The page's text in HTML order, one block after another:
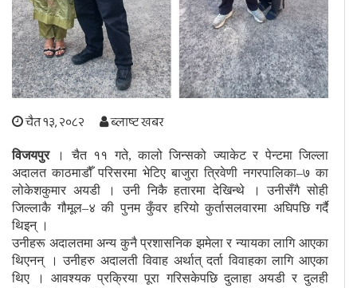
थप विभाग
छापा संस्करण अर्थ बिचार सम्पादकीय
विशेष
अन्तर्राष्ट्रिय / प्रवास
अन्तरवार्ता संस्कृति साहित्य
ब्लग/रिभ्यु
राशिफल
चैत १३, २०८२ ब्लाष्ट खबर
विजयपुर
। चैत ११ गते, कालो जिन्सको ज्याकेट र पेन्टमा जिल्ला
अदालत काठमाडौँ परिसरमा भेटिए बाजुरा त्रिवेणी नगरपालिका–७ का
लोकेशकुमार अयडी । उनी निकै हतारमा देखिन्थे । उनीसँगै सोही
जिल्लाकै गौमूल–४ की पुनम कुँवर हरियो कुर्तासलवारमा अघिपछि गर्दै
थिइन् ।
उनीहरू अदालतमा अन्य कुनै प्रशासनिक झमेला र न्यायका लागि आएका
थिएनन् । उनीहरु अदालती विवाह अर्थात् दर्ता विवाहका लागि आएका
थिए । आवश्यक प्रक्रिया पूरा गरिसकेपछि दुलाहा अयडी र दुलही